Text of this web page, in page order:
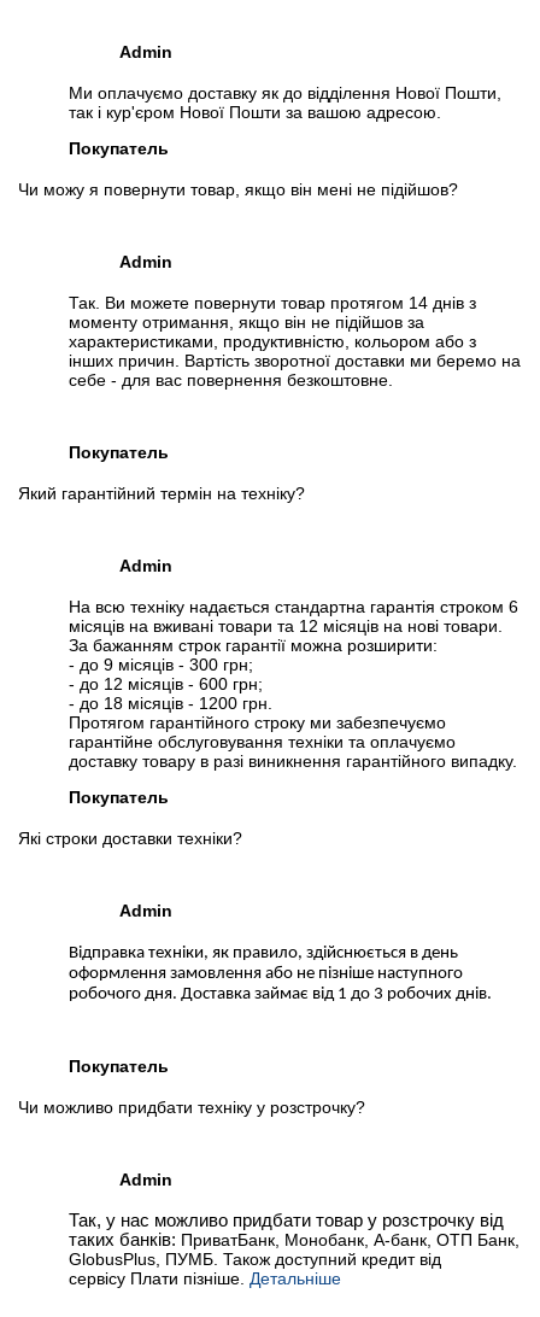
Admin
Ми оплачуємо доставку як до відділення Нової Пошти,
так і кур'єром Нової Пошти за вашою адресою.
Покупатель
Чи можу я повернути товар, якщо він мені не підійшов?
Admin
Так. Ви можете повернути товар протягом 14 днів з
моменту отримання, якщо він не підійшов за
характеристиками, продуктивністю, кольором або з
інших причин. Вартість зворотної доставки ми беремо на
себе - для вас повернення безкоштовне.
Покупатель
Який гарантійний термін на техніку?
Admin
На всю техніку надається стандартна гарантія строком 6
місяців на вживані товари та 12 місяців на нові товари.
За бажанням строк гарантії можна розширити:
- до 9 місяців - 300 грн;
- до 12 місяців - 600 грн;
- до 18 місяців - 1200 грн.
Протягом гарантійного строку ми забезпечуємо
гарантійне обслуговування техніки та оплачуємо
доставку товару в разі виникнення гарантійного випадку.
Покупатель
Які строки доставки техніки?
Admin
Відправка техніки, як правило, здійснюється в день
оформлення замовлення або не пізніше наступного
робочого дня. Доставка займає від 1 до 3 робочих днів.
Покупатель
Чи можливо придбати техніку у розстрочку?
Admin
Так, у нас можливо придбати товар у розстрочку від
таких банків: ПриватБанк, Монобанк, А-банк, ОТП Банк,
GlobusPlus, ПУМБ. Також доступний кредит від
сервісу Плати пізніше. Детальніше